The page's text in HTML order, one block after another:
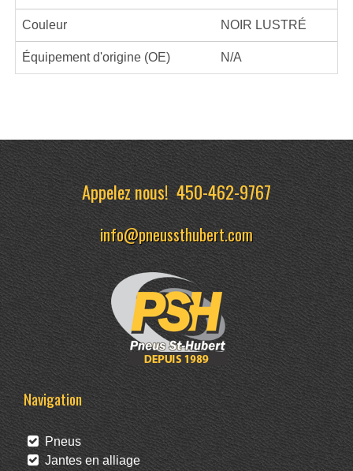
Couleur NOIR LUSTRÉ
Équipement d'origine (OE) N/A
Appelez nous!450-462-9767
info@pneussthubert.com
Navigation
Pneus
Jantes en alliage